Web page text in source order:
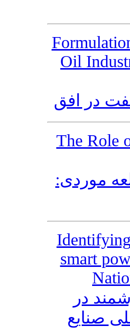
Oil
در افق
The Role
موردی:
smart
در
صنایع